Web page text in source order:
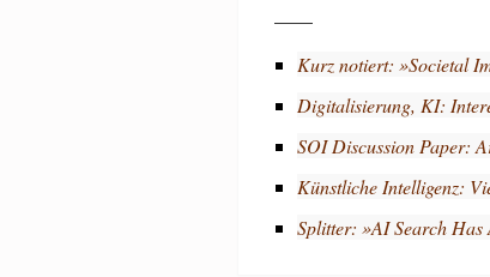
Kurz notiert: »Societal
Digitalisierung, KI:
SOI Discussion Paper:
Künstliche Intelligenz:
Splitter: »AI Search